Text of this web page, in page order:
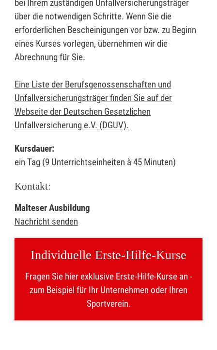
bei Ihrem zuständigen Unfallversicherungsträger
über die notwendigen Schritte. Wenn Sie die
erforderlichen Bescheinigungen vor bzw. zu Beginn
eines Kurses vorlegen, übernehmen wir die
Abrechnung für Sie.
Eine Liste der Berufsgenossenschaften und
Unfallversicherungsträger finden Sie auf der
Webseite der Deutschen Gesetzlichen
Unfallversicherung e.V. (DGUV).
Kursdauer:
ein Tag (9 Unterrichtseinheiten à 45 Minuten)
Kontakt:
Malteser Ausbildung
Nachricht senden
Individuelle Erste-Hilfe-Kurse
Fragen Sie hier exklusive Erste-Hilfe-Kurse an -
zum Beispiel für Ihr Unternehmen oder Ihren
Sportverein.